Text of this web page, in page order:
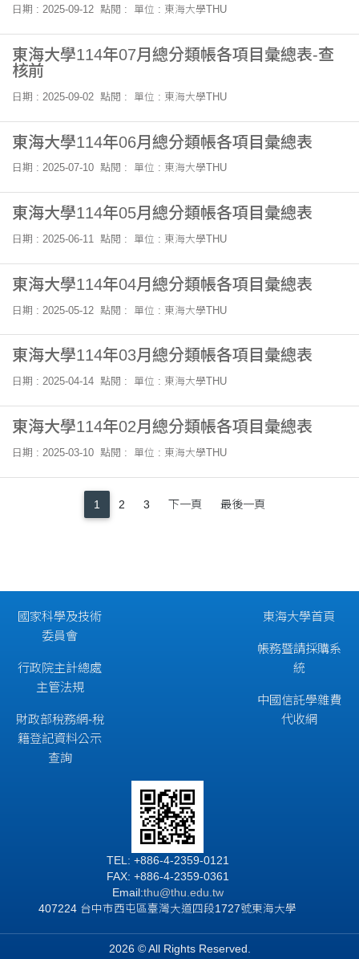
日期 : 2025-09-12 點閱 : 單位 : 東海大學THU
東海大學114年07月總分類帳各項目彙總表-查
核前
日期 : 2025-09-02 點閱 : 單位 : 東海大學THU
東海大學114年06月總分類帳各項目彙總表
日期 : 2025-07-10 點閱 : 單位 : 東海大學THU
東海大學114年05月總分類帳各項目彙總表
日期 : 2025-06-11 點閱 : 單位 : 東海大學THU
東海大學114年04月總分類帳各項目彙總表
日期 : 2025-05-12 點閱 : 單位 : 東海大學THU
東海大學114年03月總分類帳各項目彙總表
日期 : 2025-04-14 點閱 : 單位 : 東海大學THU
東海大學114年02月總分類帳各項目彙總表
日期 : 2025-03-10 點閱 : 單位 : 東海大學THU
1 2 3 下一頁 最後一頁
國家科學及技術
委員會
行政院主計總處
主管法規
財政部稅務網-稅
籍登記資料公示
查詢
東海大學首頁
帳務暨請採購系
統
中國信託學雜費
代收網
TEL: +886-4-2359-0121
FAX: +886-4-2359-0361
Email:thu@thu.edu.tw
407224 台中市西屯區臺灣大道四段1727號東海大學
2026 © All Rights Reserved.